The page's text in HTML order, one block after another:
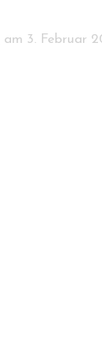
am 3. Februar